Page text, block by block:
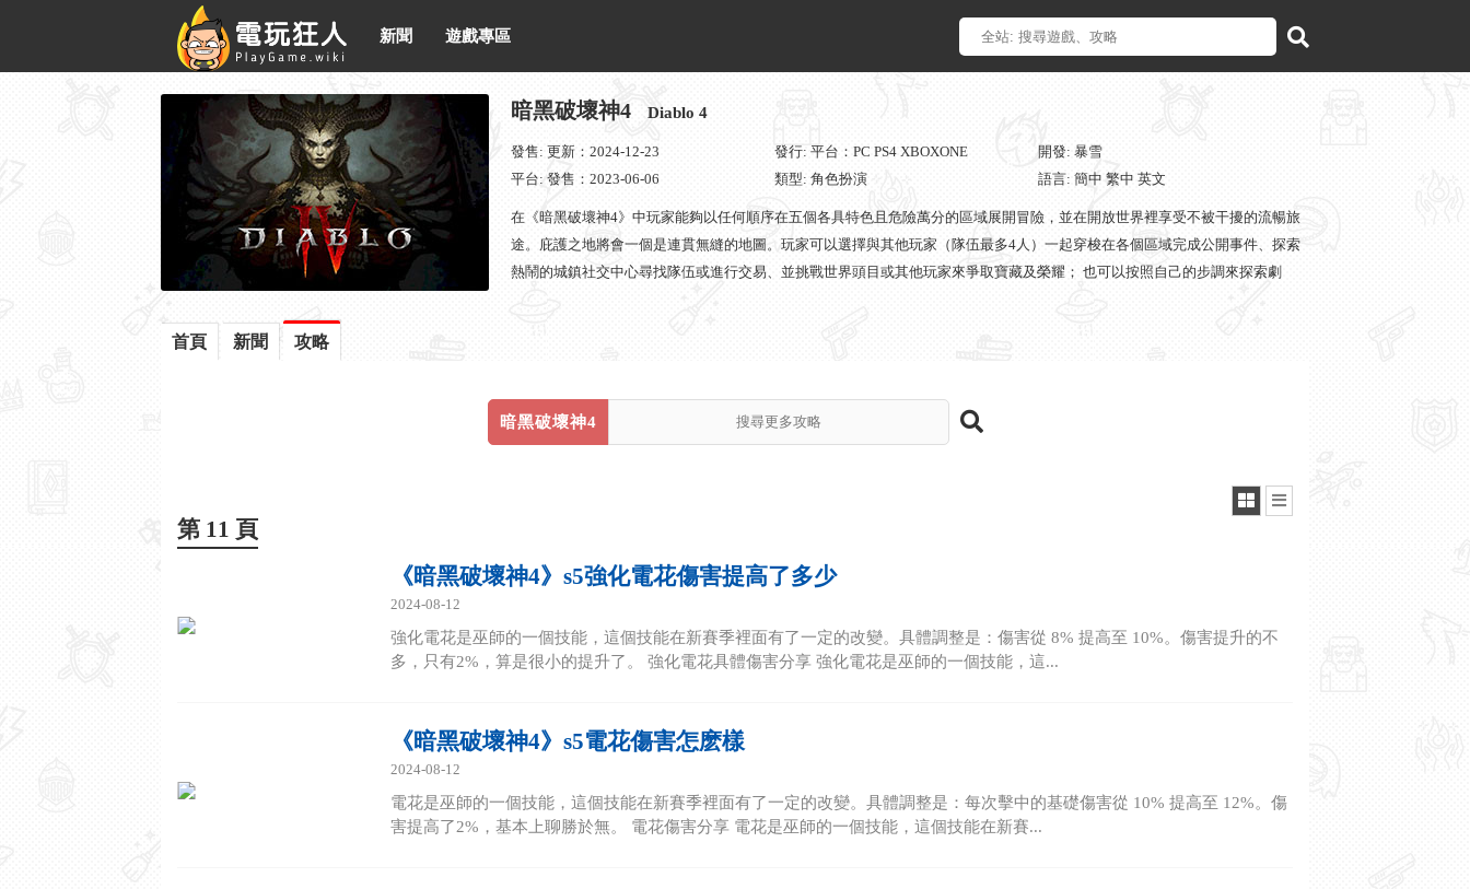
新聞 遊戲專區
暗黑破壞神4 Diablo 4
發售: 更新：2024-12-23 發行: 平台：PC PS4 XBOXONE
開發: 暴雪
平台: 發售：2023-06-06
類型: 角色扮演 語言: 簡中 繁中 英文
在《暗黑破壞神4》中玩家能夠以任何順序在五個各具特色且危險萬分的區域展開冒險，並在開放世界裡享受不被干擾的流暢旅
途。庇護之地將會一個是連貫無縫的地圖。玩家可以選擇與其他玩家（隊伍最多4人）一起穿梭在各個區域完成公開事件、探索
熱鬧的城鎮社交中心尋找隊伍或進行交易、並挑戰世界頭目或其他玩家來爭取寶藏及榮耀； 也可以按照自己的步調來探索劇
首頁 新聞 攻略
暗黑破壞神4
第 11 頁
《暗黑破壞神4》s5強化電花傷害提高了多少
2024-08-12
強化電花是巫師的一個技能，這個技能在新賽季裡面有了一定的改變。具體調整是：傷害從 8% 提高至 10%。傷害提升的不
多，只有2%，算是很小的提升了。 強化電花具體傷害分享 強化電花是巫師的一個技能，這...
《暗黑破壞神4》s5電花傷害怎麽樣
2024-08-12
電花是巫師的一個技能，這個技能在新賽季裡面有了一定的改變。具體調整是：每次擊中的基礎傷害從 10% 提高至 12%。傷
害提高了2%，基本上聊勝於無。 電花傷害分享 電花是巫師的一個技能，這個技能在新賽...